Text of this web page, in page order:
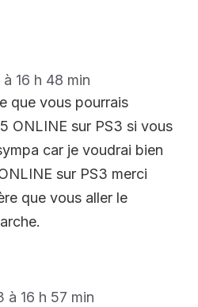
16 h 48 min
que vous pourrais
ONLINE sur PS3 si vous
car je voudrai bien
sur PS3 merci
que vous aller le
à 16 h 57 min